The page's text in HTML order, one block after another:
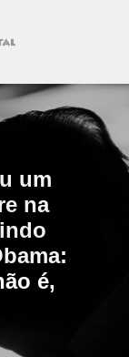
um
na
é,